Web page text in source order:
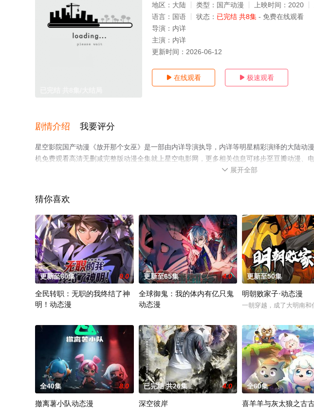
地区： 大陆 类型： 国产动漫 上映时间： 2020
语言： 国语 状态： 已完结 共8集 - 免费在线观看
导演： 内详
主演： 内详
更新时间： 2026-06-12
 在线观看  极速观看
剧情介绍 我要评分
星空影院国产动漫《放开那个女巫》是一部由内详导演执导，内详等明星精彩演绎的大陆动
机免费观看高清无删减完整版动漫全集就上星空电影网，更多相关信息可移步至豆瓣动漫、
 展开全部
猜你喜欢
更新至60集 9.0
全民转职：无职的我终结了神
明！动态漫
那一年，全球异变，游戏降临现实，魔灾开始肆虐。为了抵抗这一切，每一个人都要规划职业选
更新至65集 4.0
全球御鬼：我的体内有亿只鬼
动态漫
上课打游戏的林墨，穿越到了鬼怪横行的平行世界。作为天
更新至50集
明朝败家子·动态漫
一朝穿越，成了大明南和
全40集 8.0
撤离薯小队动态漫
已完结 共26集 4.0
深空彼岸
全60集
喜羊羊与灰太狼之古